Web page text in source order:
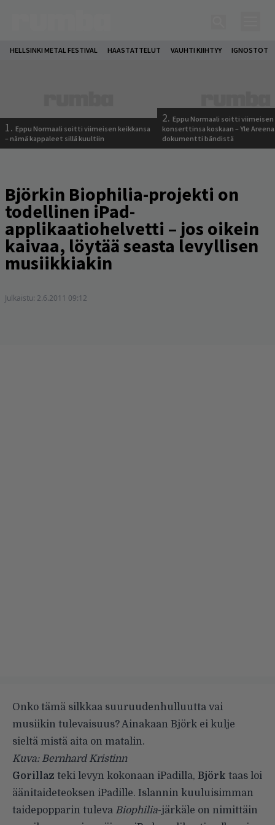
HELLSINKI METAL FESTIVAL HAASTATTELUT VAUHTI KIIHTYY IGNOSTOT
1. Eppu Normaali soitti viimeisen keikkansa
– nämä kappaleet sillä kuultiin
2. Eppu Normaali soitti viimeisen
konserttinsa koskaan – Yle
dokumentti bändistä
Björkin Biophilia-projekti on
todellinen iPad-
applikaatiohelvetti – jos oikein
kaivaa, löytää seasta levyllisen
musiikkiakin
Julkaistu: 2.6.2011 09:12
Onko tämä silkkaa suuruudenhulluutta vai
musiikin tulevaisuus? Ainakaan Björk ei kulje
sieltä mistä aita on matalin.
Kuva: Bernhard Kristinn
Gorillaz teki levyn kokonaan iPadilla, Björk taas loi
äänitaideteoksen iPadille. Islannin kuuluisimman
taidepopparin tuleva Biophilia-järkäle on nimittäin